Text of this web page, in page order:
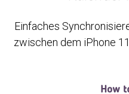
Einfaches
zwischen dem iPhone